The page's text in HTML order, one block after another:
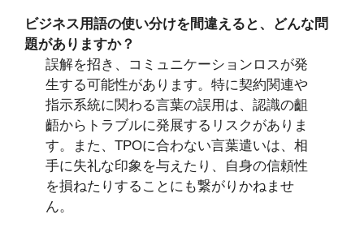
ビジネス用語の使い分けを間違えると、どんな問
題がありますか？
誤解を招き、コミュニケーションロスが発
生する可能性があります。特に契約関連や
指示系統に関わる言葉の誤用は、認識の齟
齬からトラブルに発展するリスクがありま
す。また、TPOに合わない言葉遣いは、相
手に失礼な印象を与えたり、自身の信頼性
を損ねたりすることにも繋がりかねませ
ん。